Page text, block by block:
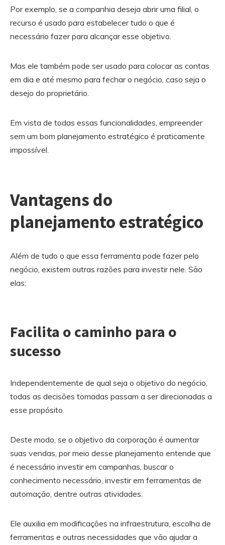
Por exemplo, se a companhia deseja abrir uma filial, o
recurso é usado para estabelecer tudo o que é
necessário fazer para alcançar esse objetivo.
Mas ele também pode ser usado para colocar as contas
em dia e até mesmo para fechar o negócio, caso seja o
desejo do proprietário.
Em vista de todas essas funcionalidades, empreender
sem um bom planejamento estratégico é praticamente
impossível.
Vantagens do
planejamento estratégico
Além de tudo o que essa ferramenta pode fazer pelo
negócio, existem outras razões para investir nele. São
elas:
Facilita o caminho para o
sucesso
Independentemente de qual seja o objetivo do negócio,
todas as decisões tomadas passam a ser direcionadas a
esse propósito.
Deste modo, se o objetivo da corporação é aumentar
suas vendas, por meio desse planejamento entende que
é necessário investir em campanhas, buscar o
conhecimento necessário, investir em ferramentas de
automação, dentre outras atividades.
Ele auxilia em modificações na infraestrutura, escolha de
ferramentas e outras necessidades que vão ajudar a